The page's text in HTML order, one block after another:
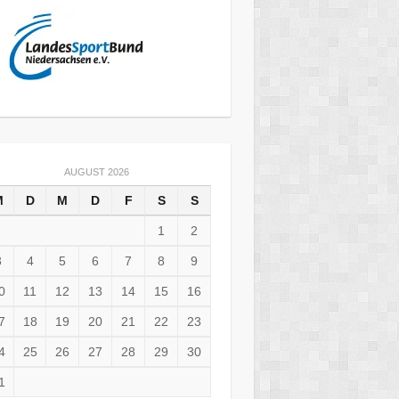
AUGUST 2026
D M D F S S
1 2
4 5 6 7 8 9
11 12 13 14 15 16
18 19 20 21 22 23
25 26 27 28 29 30